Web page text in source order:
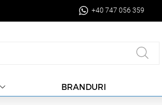
+40 747 056 359
BRANDURI